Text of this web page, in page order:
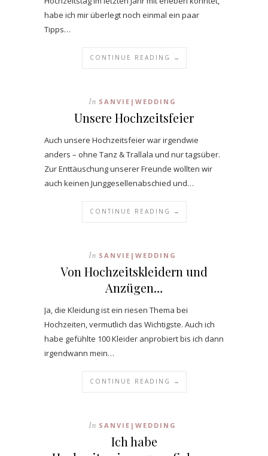
habe ich mir überlegt noch einmal ein paar
Tipps…
CONTINUE READING →
In SANVIE|WEDDING
Unsere Hochzeitsfeier
Auch unsere Hochzeitsfeier war irgendwie
anders – ohne Tanz & Trallala und nur tagsüber.
Zur Enttäuschung unserer Freunde wollten wir
auch keinen Junggesellenabschied und…
CONTINUE READING →
In SANVIE|WEDDING
Von Hochzeitskleidern und
Anzügen…
Ja, die Kleidung ist ein riesen Thema bei
Hochzeiten, vermutlich das Wichtigste. Auch ich
habe gefühlte 100 Kleider anprobiert bis ich dann
irgendwann mein…
CONTINUE READING →
In SANVIE|WEDDING
Ich habe